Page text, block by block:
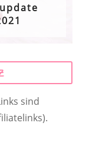
sind